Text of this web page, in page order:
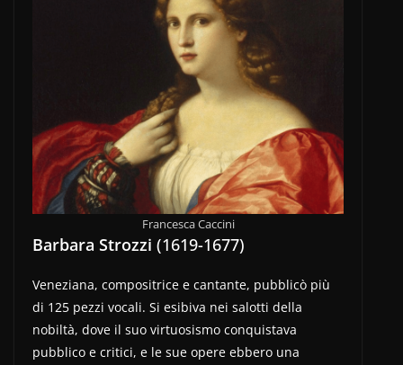
Francesca Caccini
Barbara Strozzi (1619-1677)
Veneziana, compositrice e cantante, pubblicò più
di 125 pezzi vocali. Si esibiva nei salotti della
nobiltà, dove il suo virtuosismo conquistava
pubblico e critici, e le sue opere ebbero una